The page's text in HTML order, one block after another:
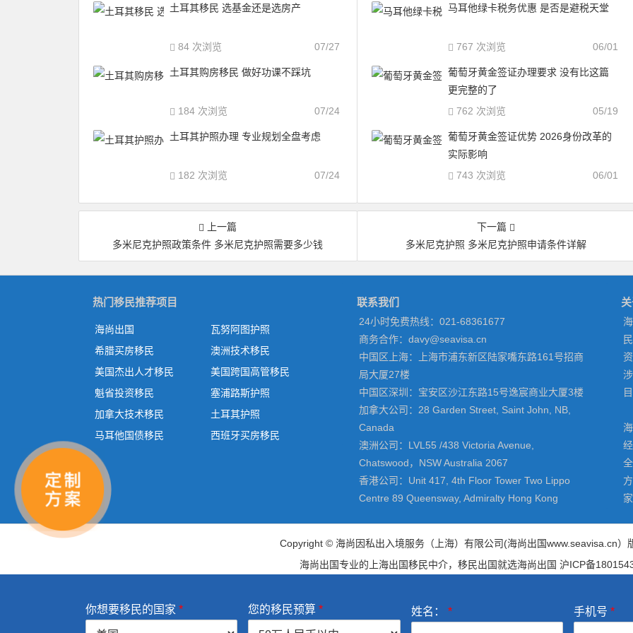
土耳其移民 选基金还是选房产
07/27
84 次浏览
土耳其购房移民 做好功课不踩坑
07/24
184 次浏览
土耳其护照办理 专业规划全盘考虑
07/24
182 次浏览
马耳他绿卡税务优惠 是否是避税天堂
06/01
767 次浏览
葡萄牙黄金签证办理要求 没有比这篇
更完整的了
05/19
762 次浏览
葡萄牙黄金签证优势 2026身份改革的
实际影响
06/01
743 次浏览
上一篇
多米尼克护照政策条件 多米尼克护照需要多少钱
下一篇
多米尼克护照 多米尼克护照申请条件详解
热门移民推荐项目
海尚出国
希腊买房移民
美国杰出人才移民
魁省投资移民
加拿大技术移民
马耳他国债移民
瓦努阿图护照
澳洲技术移民
美国跨国高管移民
塞浦路斯护照
土耳其护照
西班牙买房移民
联系我们
24小时免费热线：021-68361677
商务合作：davy@seavisa.cn
中国区上海：上海市浦东新区陆家嘴东路161号招商
局大厦27楼
中国区深圳：宝安区沙江东路15号逸宸商业大厦3楼
加拿大公司：28 Garden Street, Saint John, NB,
Canada
澳洲公司：LVL55 /438 Victoria Avenue,
Chatswood，NSW Australia 2067
香港公司：Unit 417, 4th Floor Tower Two Lippo
Centre 89 Queensway, Admiralty Hong Kong
家
Copyright © 海尚因私出入境服务（上海）有限公司(海尚出国www.seavisa.cn）
海尚出国专业的 上海出国移民中介，移民出国就选海尚出国 沪ICP备
你想要移民的国家 * 您的移民预算* 姓名： * 手机号*